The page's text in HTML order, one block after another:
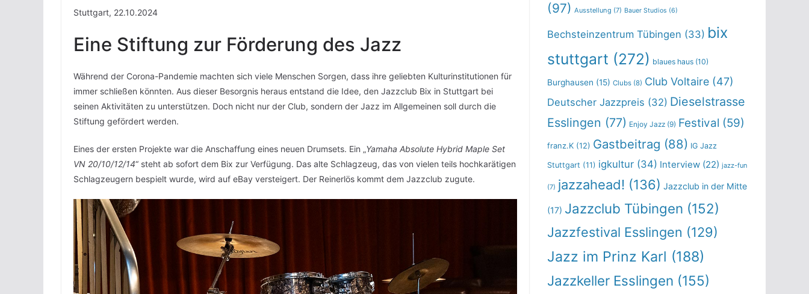
Stuttgart, 22.10.2024
Eine Stiftung zur Förderung des Jazz
Während der Corona-Pandemie machten sich viele Menschen Sorgen, dass ihre geliebten Kulturinstitutionen für
immer schließen könnten. Aus dieser Besorgnis heraus entstand die Idee, den Jazzclub Bix in Stuttgart bei
seinen Aktivitäten zu unterstützen. Doch nicht nur der Club, sondern der Jazz im Allgemeinen soll durch die
Stiftung gefördert werden.
Eines der ersten Projekte war die Anschaffung eines neuen Drumsets. Ein „Yamaha Absolute Hybrid Maple Set
VN 20/10/12/14“ steht ab sofort dem Bix zur Verfügung. Das alte Schlagzeug, das von vielen teils hochkarätigen
Schlagzeugern bespielt wurde, wird auf eBay versteigert. Der Reinerlös kommt dem Jazzclub zugute.
(97) Ausstellung (7) Bauer Studios (6)
Bechsteinzentrum Tübingen (33) bix
stuttgart (272) blaues haus (10)
Burghausen (15) Clubs (8) Club Voltaire (47)
Deutscher Jazzpreis (32) Dieselstrasse
Esslingen (77) Enjoy Jazz (9) Festival (59)
franz.K (12) Gastbeitrag (88) IG Jazz
Stuttgart (11) igkultur (34) Interview (22) jazz-fun
(7) jazzahead! (136) Jazzclub in der Mitte
(17) Jazzclub Tübingen (152)
Jazzfestival Esslingen (129)
Jazz im Prinz Karl (188)
Jazzkeller Esslingen (155)